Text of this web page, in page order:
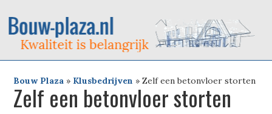
Bouw Plaza » Klusbedrijven »Zelf een betonvloer storten
Zelf een betonvloer storten